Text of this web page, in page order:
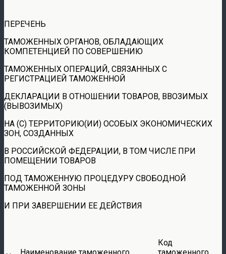
ПЕРЕЧЕНЬ
ТАМОЖЕННЫХ ОРГАНОВ, ОБЛАДАЮЩИХ
КОМПЕТЕНЦИЕЙ ПО СОВЕРШЕНИЮ
ТАМОЖЕННЫХ ОПЕРАЦИЙ, СВЯЗАННЫХ С
РЕГИСТРАЦИЕЙ ТАМОЖЕННОЙ
ДЕКЛАРАЦИИ В ОТНОШЕНИИ ТОВАРОВ, ВВОЗИМЫХ
(ВЫВОЗИМЫХ)
НА (С) ТЕРРИТОРИЮ(ИИ) ОСОБЫХ ЭКОНОМИЧЕСКИХ
ЗОН, СОЗДАННЫХ
В РОССИЙСКОЙ ФЕДЕРАЦИИ, В ТОМ ЧИСЛЕ ПРИ
ПОМЕЩЕНИИ ТОВАРОВ
ПОД ТАМОЖЕННУЮ ПРОЦЕДУРУ СВОБОДНОЙ
ТАМОЖЕННОЙ ЗОНЫ
И ПРИ ЗАВЕРШЕНИИ ЕЕ ДЕЙСТВИЯ
Наименование таможенного
Код
таможенного